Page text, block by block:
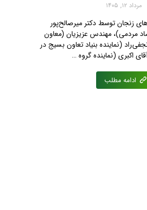
مرداد ۱۲, ۱۴۰۵
زنجان توسط دکتر میرصالح‌پور
مردمی)، مهندس عزیزیان (معاون
(نماینده بنیاد تعاون بسیج در
اکبری (نماینده گروه …
ادامه مطلب